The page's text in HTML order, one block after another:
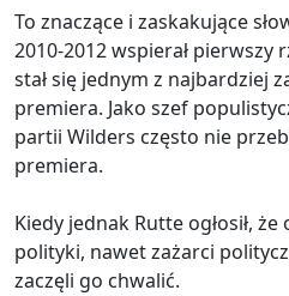
To znaczące i zaskakujące
2010-2012 wspierał pierwszy
stał się jednym z najbardziej
premiera. Jako szef
partii Wilders często nie
premiera.
Kiedy jednak Rutte ogłosił,
polityki, nawet zażarci
zaczęli go chwalić.